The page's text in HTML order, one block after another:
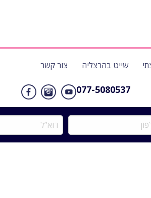
שייט בהרצליה צור קשר
077-5080537
דוא”ל